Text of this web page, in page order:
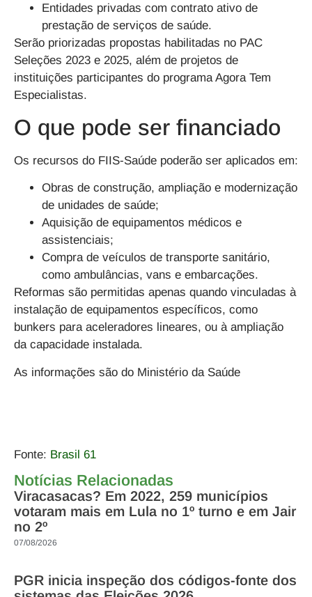
Entidades privadas com contrato ativo de
prestação de serviços de saúde.
Serão priorizadas propostas habilitadas no PAC
Seleções 2023 e 2025, além de projetos de
instituições participantes do programa Agora Tem
Especialistas.
O que pode ser financiado
Os recursos do FIIS-Saúde poderão ser aplicados em:
Obras de construção, ampliação e modernização
de unidades de saúde;
Aquisição de equipamentos médicos e
assistenciais;
Compra de veículos de transporte sanitário,
como ambulâncias, vans e embarcações.
Reformas são permitidas apenas quando vinculadas à
instalação de equipamentos específicos, como
bunkers para aceleradores lineares, ou à ampliação
da capacidade instalada.
As informações são do Ministério da Saúde
Fonte: Brasil 61
Notícias Relacionadas
Viracasacas? Em 2022, 259 municípios
votaram mais em Lula no 1º turno e em Jair
no 2º
07/08/2026
PGR inicia inspeção dos códigos-fonte dos